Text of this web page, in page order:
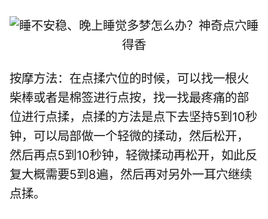
按摩方法：在点揉穴位的时候，可以找一根火
柴棒或者是棉签进行点按，找一找最疼痛的部
位进行点揉，点揉的方法是点下去坚持5到10秒
钟，可以局部做一个轻微的揉动，然后松开，
然后再点5到10秒钟，轻微揉动再松开，如此反
复大概需要5到8遍，然后再对另外一耳穴继续
点揉。